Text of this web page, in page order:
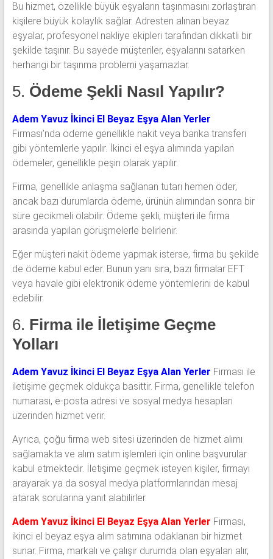
Bu hizmet, özellikle büyük eşyaların taşınmasını zorlaştıran
kişilere büyük kolaylık sağlar. Adresten alınan beyaz
eşyalar, profesyonel nakliye ekipleri tarafından dikkatli bir
şekilde taşınır. Bu sayede müşteriler, eşyalarını satarken
herhangi bir taşınma problemi yaşamazlar.
5. Ödeme Şekli Nasıl Yapılır?
Adem Yavuz İkinci El Beyaz Eşya Alan Yerler
Firması’nda ödeme genellikle nakit veya banka transferi
gibi yöntemlerle yapılır. İkinci el eşya alımında yapılan
ödemeler, genellikle peşin olarak yapılır.
Firma, genellikle anlaşma sağlanan tutarı hemen öder,
ancak bazı durumlarda ödeme, ürünün alımından sonra bir
süre gecikmeli olabilir. Ödeme şekli, müşteri ile firma
arasında yapılan görüşmelerle belirlenir.
Eğer müşteri nakit ödeme yapmak isterse, firma bu şekilde
de ödeme kabul eder. Bunun yanı sıra, bazı firmalar EFT
veya havale gibi elektronik ödeme yöntemlerini de kabul
edebilir.
6. Firma ile İletişime Geçme
Yolları
Adem Yavuz İkinci El Beyaz Eşya Alan Yerler Firması ile
iletişime geçmek oldukça basittir. Firma, genellikle telefon
numarası, e-posta adresi ve sosyal medya hesapları
üzerinden hizmet verir.
Ayrıca, çoğu firma web sitesi üzerinden de hizmet alımı
sağlamakta ve alım satım işlemleri için online başvurular
kabul etmektedir. İletişime geçmek isteyen kişiler, firmayı
arayarak ya da sosyal medya platformlarından mesaj
atarak sorularına yanıt alabilirler.
Adem Yavuz İkinci El Beyaz Eşya Alan Yerler Firması,
ikinci el beyaz eşya alım satımına odaklanan bir hizmet
sunar. Firma, markalı ve çalışır durumda olan eşyaları alır,